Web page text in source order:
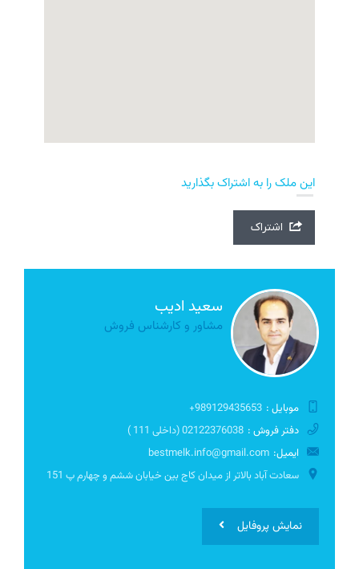
این ملک را به اشتراک بگذارید
اشتراک
سعید ادیب
مشاور و کارشناس فروش
موبایل : 989129435653+
دفتر فروش : 02122376038 (داخلی 111 )
ایمیل: bestmelk.info@gmail.com
سعادت آباد بالاتر از میدان کاج بین خیابان ششم و چهارم پ 151
نمایش پروفایل